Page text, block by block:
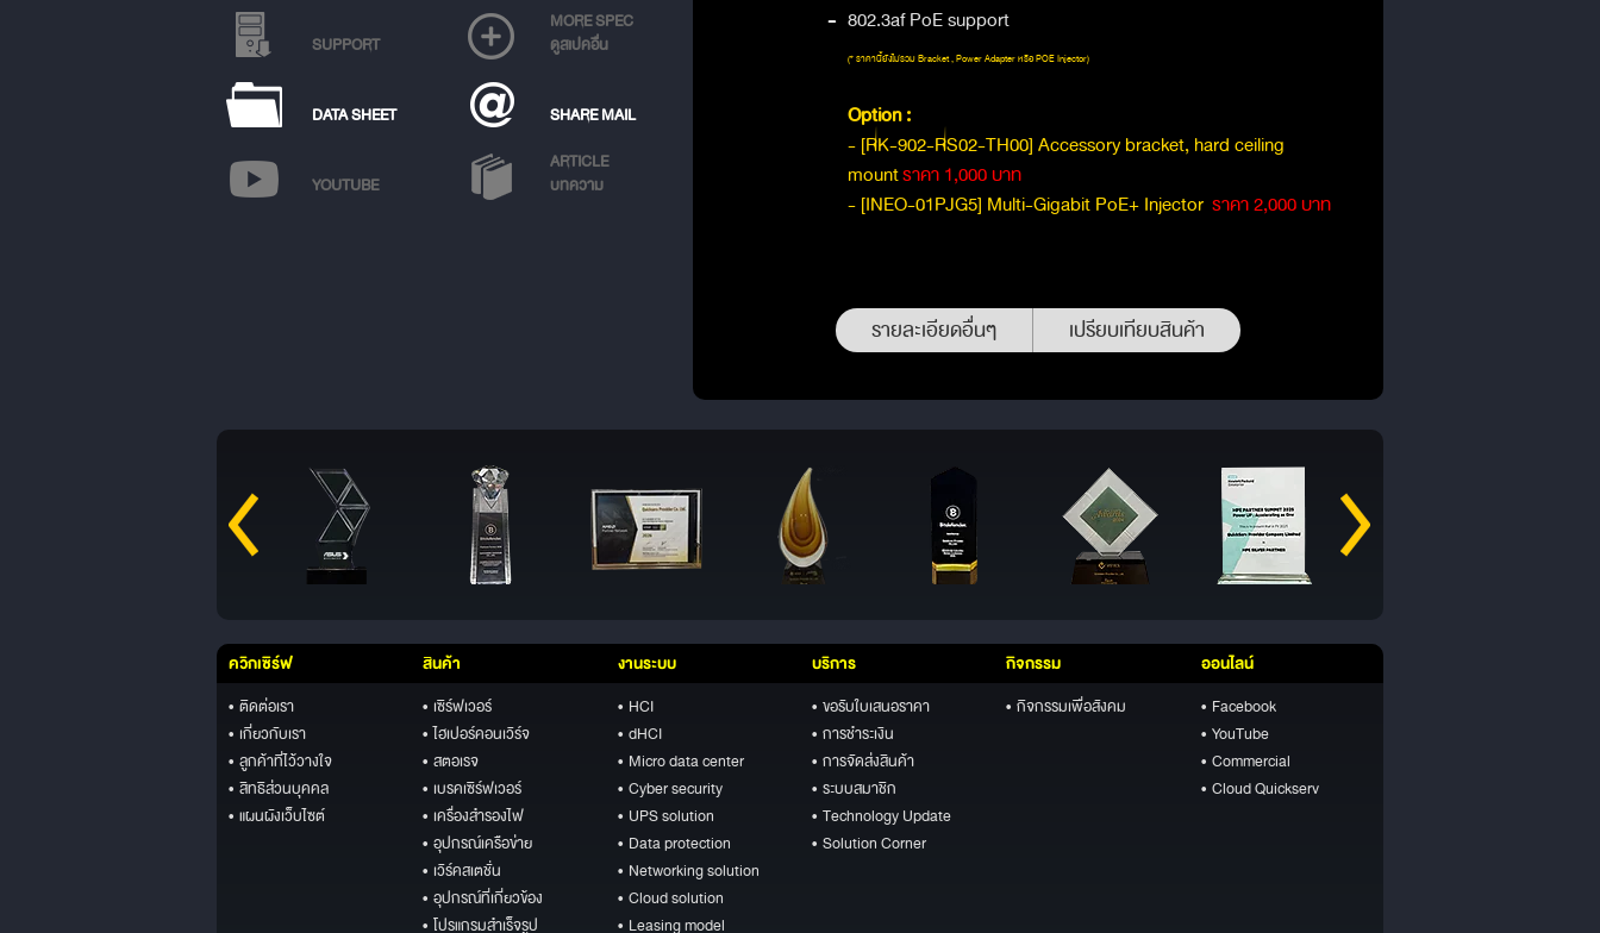
SUPPORT
MORE SPEC
ดูสเปคอื่น
DATA SHEET SHARE MAIL
YOUTUBE
ARTICLE
บทความ
- 802.3af PoE support
(* ราคานี้ยังไม่รวม Bracket , Power Adapter หรือ POE Injector)
Option :
- [RK-902-RS02-TH00] Accessory bracket, hard ceiling
mountราคา 1,000 บาท
- [INEO-01PJG5] Multi-Gigabit PoE+ Injector ราคา 2,000 บาท
รายละเอียดอื่นๆ เปรียบเทียบสินค้า
ควิกเซิร์ฟ
• ติดต่อเรา
• เกี่ยวกับเรา
• ลูกค้าที่ไว้วางใจ
• สิทธิส่วนบุคคล
• แผนผังเว็บไซต์
สินค้า
• เซิร์ฟเวอร์
• ไฮเปอร์คอนเวิร์จ
• สตอเรจ
• เบรคเซิร์ฟเวอร์
• เครื่องสำรองไฟ
• อุปกรณ์เครือข่าย
• เวิร์คสเตชั่น
• อุปกรณ์ที่เกี่ยวข้อง
• โปรแกรมสำเร็จรูป
งานระบบ
• HCI
• dHCI
• Micro data center
• Cyber security
• UPS solution
• Data protection
• Networking solution
• Cloud solution
• Leasing model
บริการ
• ขอรับใบเสนอราคา
• การชำระเงิน
• การจัดส่งสินค้า
• ระบบสมาชิก
• Technology Update
• Solution Corner
กิจกรรม
• กิจกรรมเพื่อสังคม
ออนไลน์
• Facebook
• YouTube
• Commercial
• Cloud Quickserv